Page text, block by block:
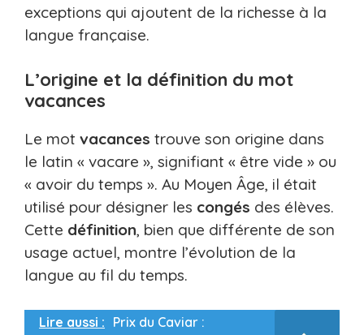
exceptions qui ajoutent de la richesse à la
langue française.
L’origine et la définition du mot
vacances
Le mot vacances trouve son origine dans
le latin « vacare », signifiant « être vide » ou
« avoir du temps ». Au Moyen Âge, il était
utilisé pour désigner les congés des élèves.
Cette définition, bien que différente de son
usage actuel, montre l’évolution de la
langue au fil du temps.
Lire aussi : Prix du Caviar :